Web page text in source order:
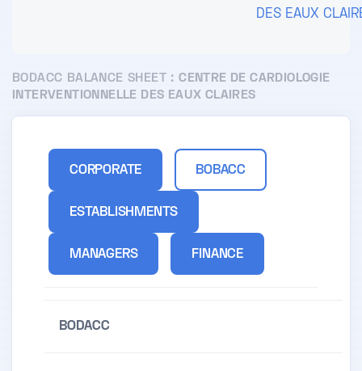
DES EAUX
BODACC BALANCE SHEET :CENTRE DE CARDIOLOGIE
INTERVENTIONNELLE DES EAUX CLAIRES
CORPORATE BOBACC
ESTABLISHMENTS
MANAGERS FINANCE
BODACC